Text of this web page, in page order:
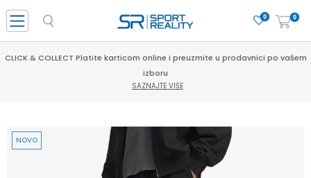
0
0
CLICK & COLLECT Platite karticom online i preuzmite u prodavnici po vašem
izboru
SAZNAJTE VIŠE
NOVO